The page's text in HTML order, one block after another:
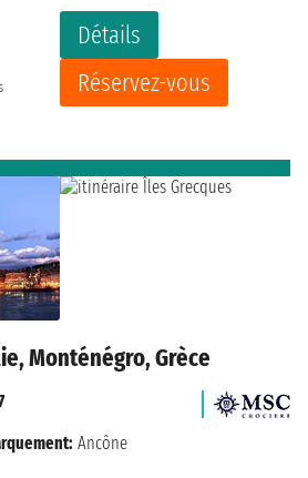
Détails
Réservez-vous
Monténégro, Grèce
Ancône